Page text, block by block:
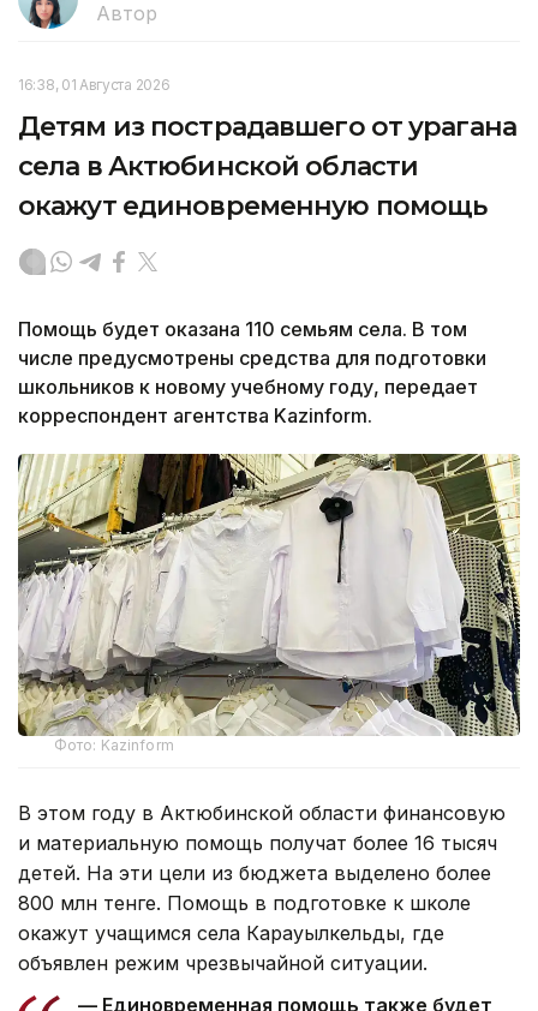
Автор
16:38, 01 Августа 2026
Детям из пострадавшего от урагана
села в Актюбинской области
окажут единовременную помощь
Помощь будет оказана 110 семьям села. В том
числе предусмотрены средства для подготовки
школьников к новому учебному году, передает
корреспондент агентства Kazinform.
Фото: Kazinform
В этом году в Актюбинской области финансовую
и материальную помощь получат более 16 тысяч
детей. На эти цели из бюджета выделено более
800 млн тенге. Помощь в подготовке к школе
окажут учащимся села Карауылкельды, где
объявлен режим чрезвычайной ситуации.
— Единовременная помощь также будет